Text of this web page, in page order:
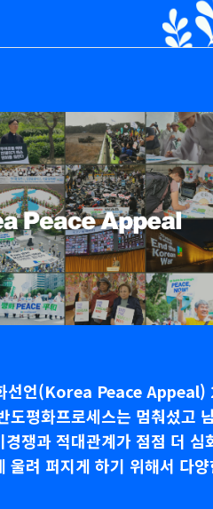
선언(Korea Peace Appeal)
도평화프로세스는 멈춰섰고
쟁과 적대관계가 점점 더 심
울려 퍼지게 하기 위해서 다